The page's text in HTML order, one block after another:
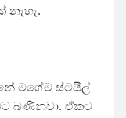
නැහැ.
මගේම ස්ටයිල්
බණිනවා. ඒකට